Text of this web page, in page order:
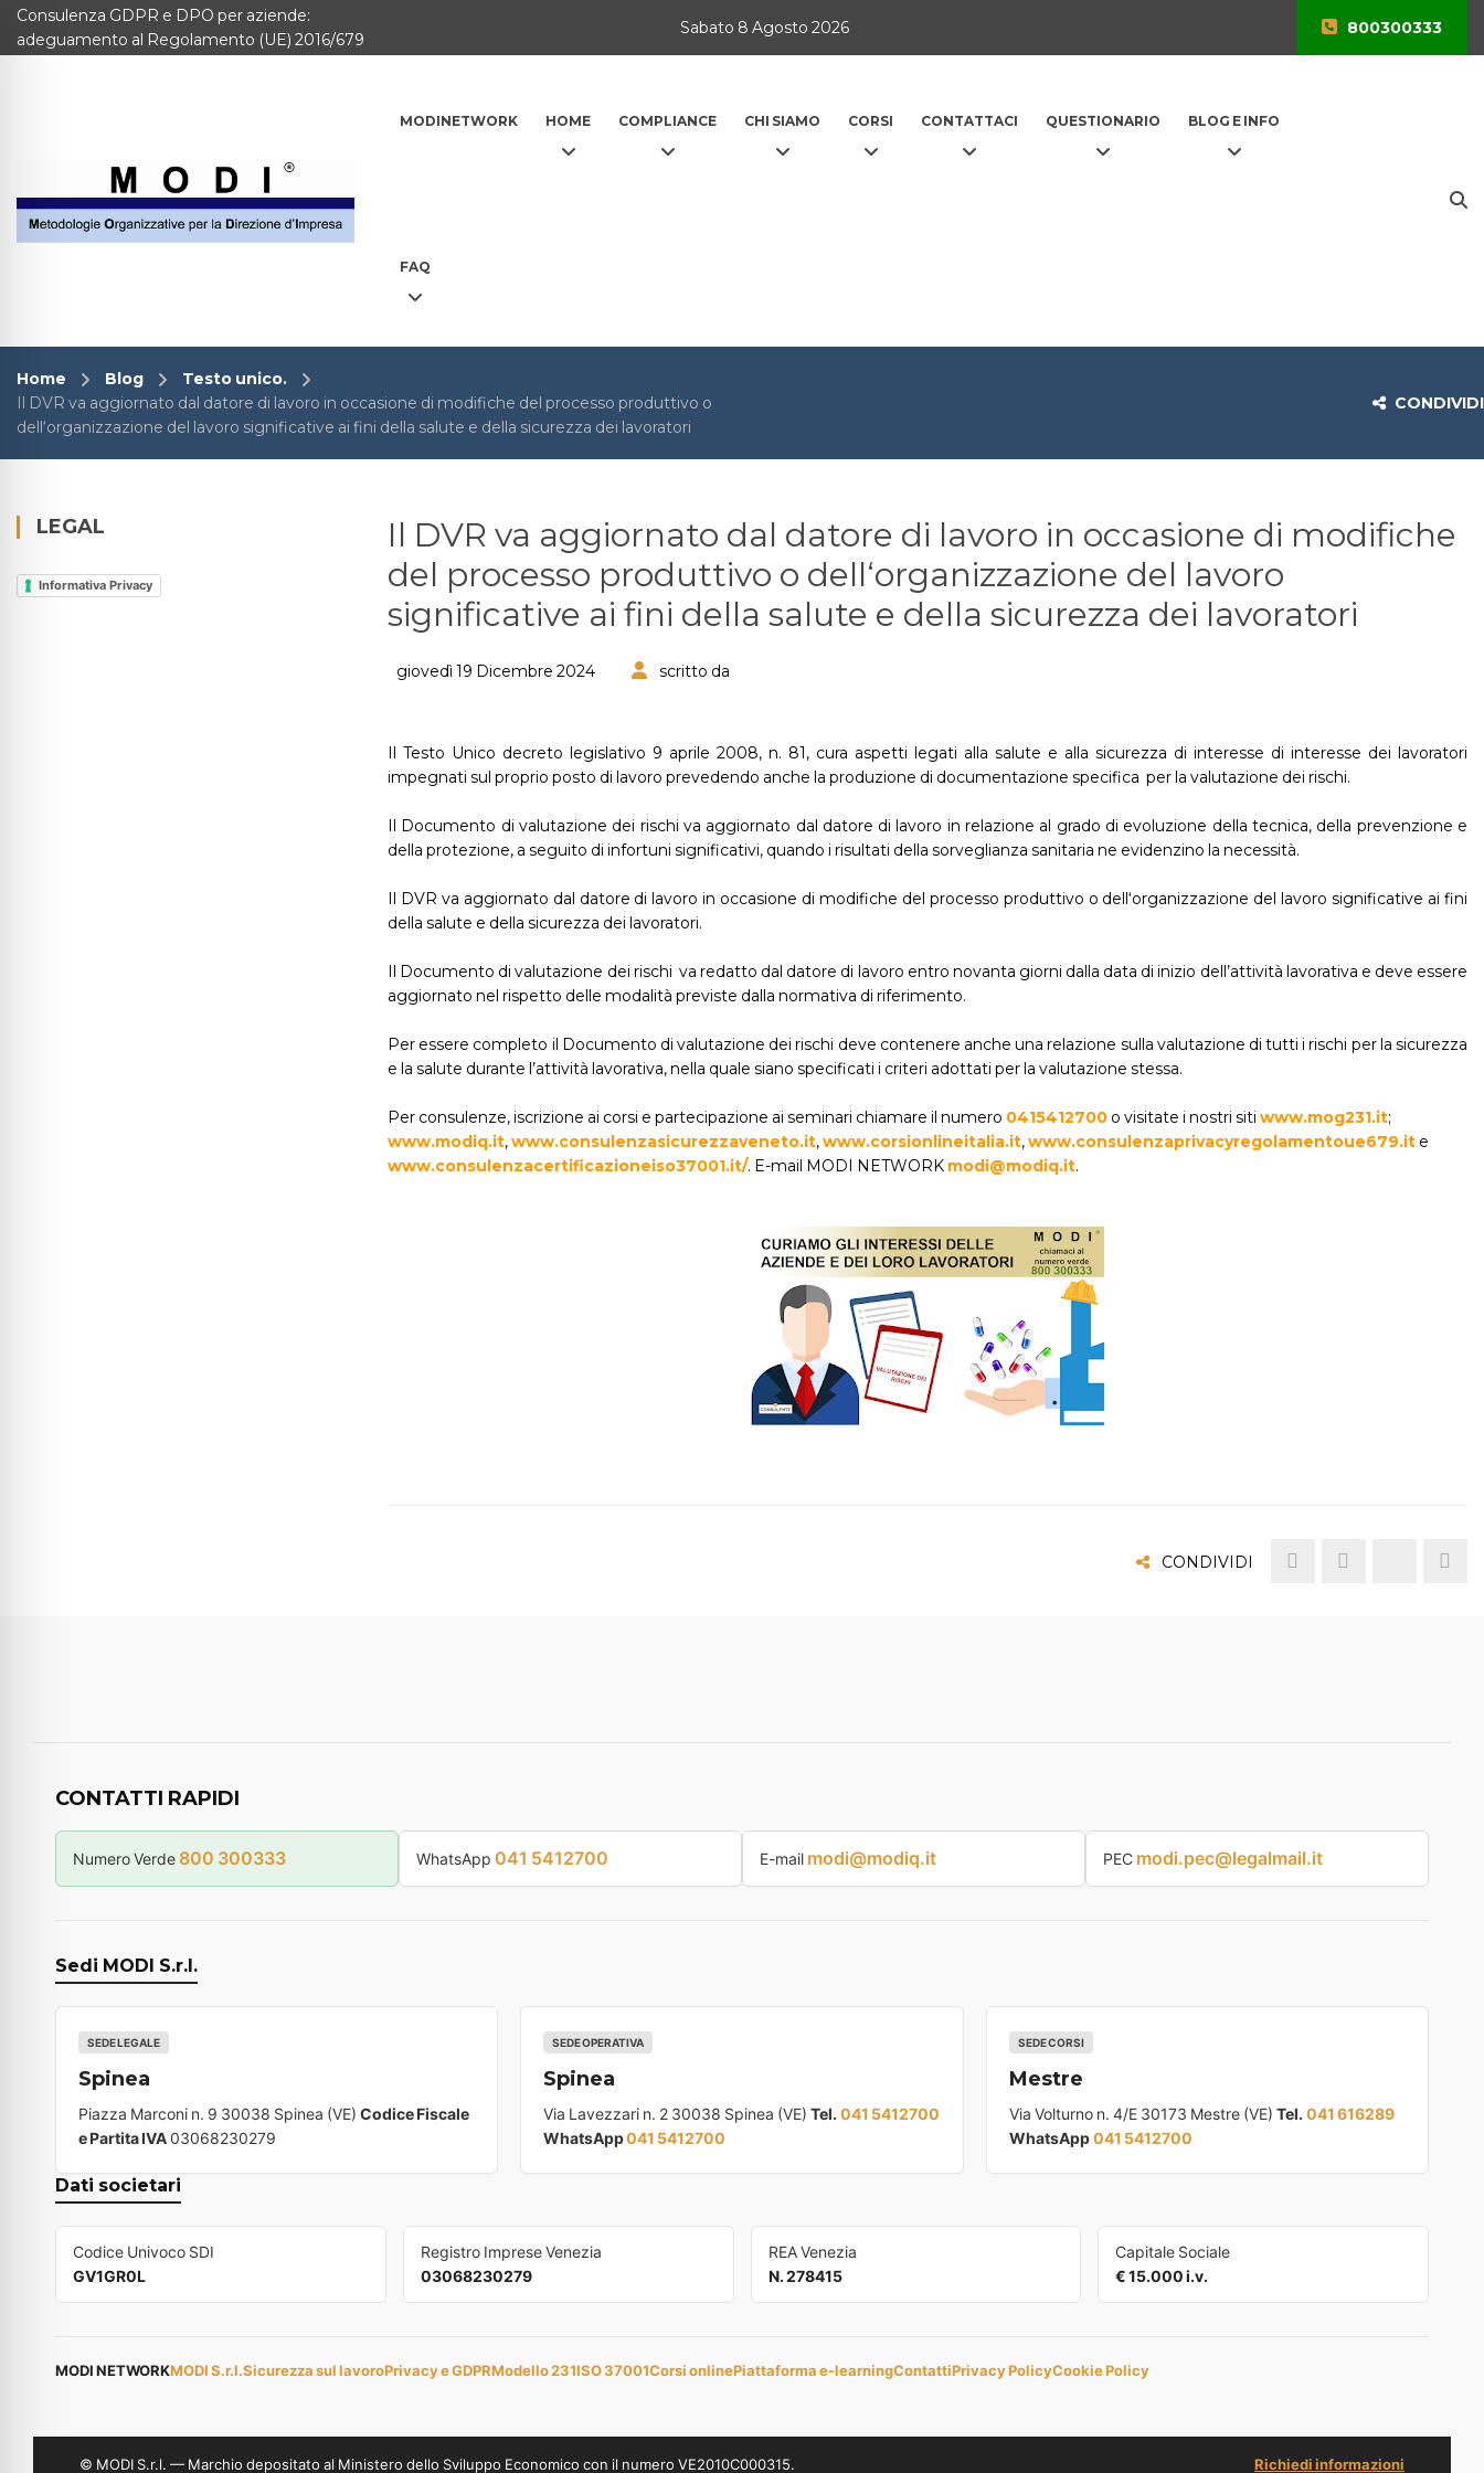
MODINETWORK
Chi Siamo
Corsi
Blog e info
Consulenza GDPR e DPO per aziende:
adeguamento al Regolamento (UE) 2016/679
Sabato 8 Agosto 2026 800300333
MODINETWORK HOME COMPLIANCE CHI SIAMO CORSI CONTATTACI QUESTIONARIO BLOG E INFO
FAQ
Home Blog
Testo unico.
Il DVR va aggiornato dal datore di lavoro in occasione di modifiche del processo produttivo o
dell‘organizzazione del lavoro significative ai fini della salute e della sicurezza dei lavoratori
CONDIVIDI
Il DVR va aggiornato dal datore di lavoro in occasione di modifiche
del processo produttivo o dell‘organizzazione del lavoro
significative ai fini della salute e della sicurezza dei lavoratori
giovedì 19 Dicembre 2024 scritto da
Il Testo Unico decreto legislativo 9 aprile 2008, n. 81, cura aspetti legati alla salute e alla sicurezza di interesse di interesse dei lavoratori
impegnati sul proprio posto di lavoro prevedendo anche la produzione di documentazione specifica per la valutazione dei rischi.
Il Documento di valutazione dei rischi va aggiornato dal datore di lavoro in relazione al grado di evoluzione della tecnica, della prevenzione e
della protezione, a seguito di infortuni significativi, quando i risultati della sorveglianza sanitaria ne evidenzino la necessità.
Il DVR va aggiornato dal datore di lavoro in occasione di modifiche del processo produttivo o dell‘organizzazione del lavoro significative ai fini
della salute e della sicurezza dei lavoratori.
Il Documento di valutazione dei rischi va redatto dal datore di lavoro entro novanta giorni dalla data di inizio dell’attività lavorativa e deve essere
aggiornato nel rispetto delle modalità previste dalla normativa di riferimento.
Per essere completo il Documento di valutazione dei rischi deve contenere anche una relazione sulla valutazione di tutti i rischi per la sicurezza
e la salute durante l’attività lavorativa, nella quale siano specificati i criteri adottati per la valutazione stessa.
Per consulenze, iscrizione ai corsi e partecipazione ai seminari chiamare il numero 0415412700 o visitate i nostri siti www.mog231.it;
www.modiq.it,www.consulenzasicurezzaveneto.it,www.corsionlineitalia.it,www.consulenzaprivacyregolamentoue679.it e
www.consulenzacertificazioneiso37001.it/. E-mail MODI NETWORK modi@modiq.it.
CONDIVIDI
LEGAL
Informativa Privacy
CONTATTI RAPIDI
Numero Verde 800 300333 WhatsApp 041 5412700 E-mail modi@modiq.it PEC modi.pec@legalmail.it
Sedi MODI S.r.l.
SEDE LEGALE
Spinea
Piazza Marconi n. 9 30038 Spinea (VE) Codice Fiscale
e Partita IVA03068230279
SEDE OPERATIVA
Spinea
Via Lavezzari n. 2 30038 Spinea (VE)Tel. 041 5412700
WhatsApp041 5412700
SEDE CORSI
Mestre
Via Volturno n. 4/E 30173 Mestre (VE) Tel. 041 616289
WhatsApp041 5412700
Dati societari
Codice Univoco SDI
GV1GR0L
Registro Imprese Venezia
03068230279
REA Venezia
N. 278415
Capitale Sociale
€ 15.000 i.v.
MODI NETWORKMODI S.r.l.Sicurezza sul lavoroPrivacy e GDPRModello 231ISO 37001Corsi onlinePiattaforma e-learningContattiPrivacy PolicyCookie Policy
© MODI S.r.l. — Marchio depositato al Ministero dello Sviluppo Economico con il numero VE2010C000315. Richiedi informazioni